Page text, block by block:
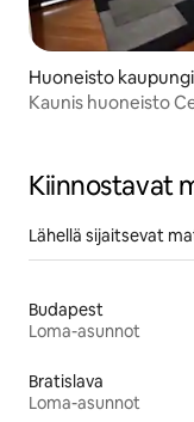
Huoneisto
Kaunis huoneisto
Kiinnostavat
Lähellä sijaitsevat
Budapest
Loma-asunnot
Bratislava
Loma-asunnot